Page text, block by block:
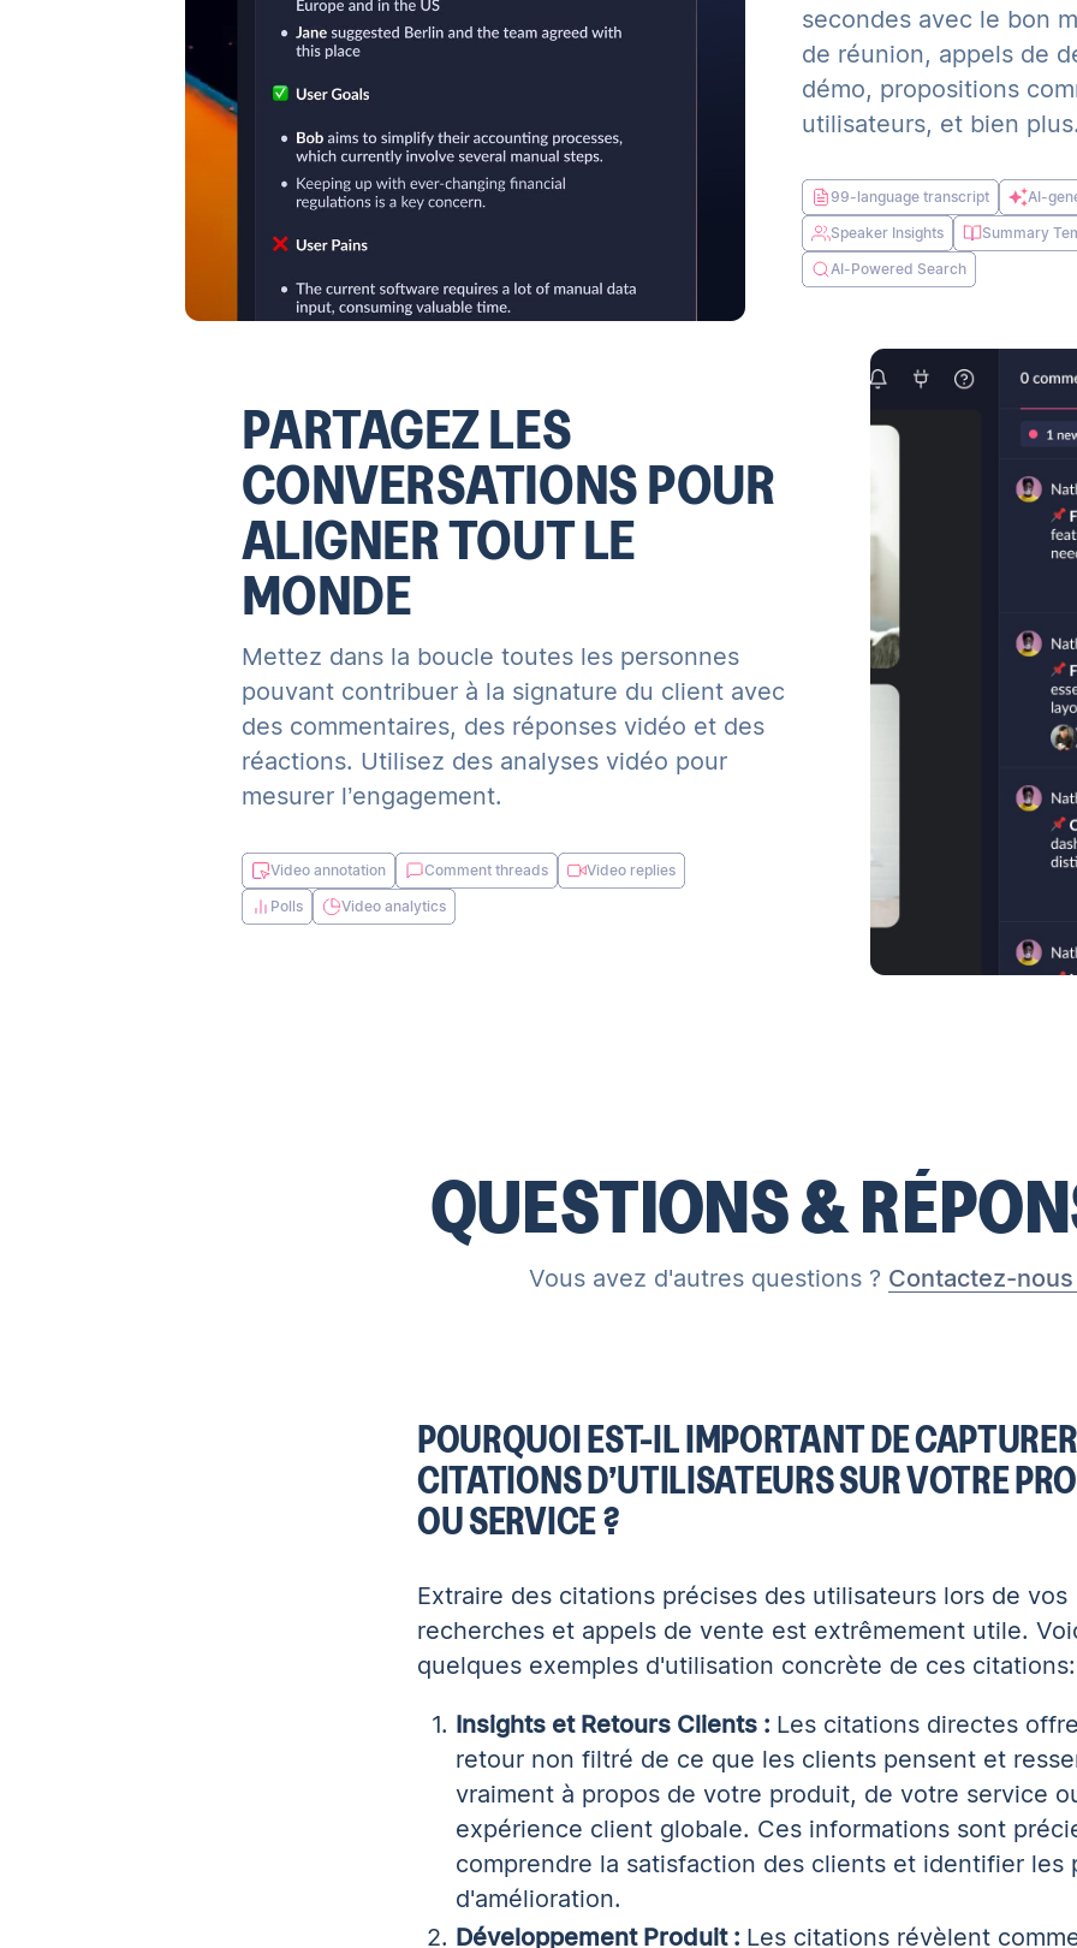
secondes avec le bon
de réunion, appels de
démo, propositions
utilisateurs, et bien
99-language transcript
AI-
Speaker Insights
Summary
AI-Powered Search
PARTAGEZ LES
CONVERSATIONS POUR
ALIGNER TOUT LE
MONDE
Mettez dans la boucle toutes les personnes
pouvant contribuer à la signature du client avec
des commentaires, des réponses vidéo et des
réactions. Utilisez des analyses vidéo pour
mesurer l’engagement.
Video annotation Comment threads
Video replies
Polls
Video analytics
QUESTIONS &
Vous avez d'autres questions ? Contactez-
POURQUOI EST-IL IMPORTANT DE
CITATIONS D’UTILISATEURS SUR VOTRE
OU SERVICE ?
Extraire des citations précises des utilisateurs lors de vos
recherches et appels de vente est extrêmement utile.
quelques exemples d'utilisation concrète de ces citations:
Insights et Retours Clients : Les citations directes
retour non filtré de ce que les clients pensent et
vraiment à propos de votre produit, de votre service
expérience client globale. Ces informations sont
comprendre la satisfaction des clients et identifier les
d'amélioration.
Développement Produit : Les citations révèlent